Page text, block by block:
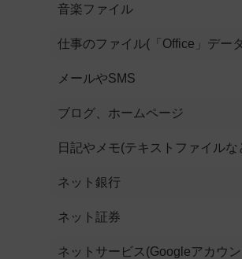
音楽ファイル
仕事のファイル(「Office」デー
メールやSMS
ブログ、ホームページ
日記やメモ(テキストファイルな
ネット銀行
ネット証券
ネットサービス (Googleアカウ